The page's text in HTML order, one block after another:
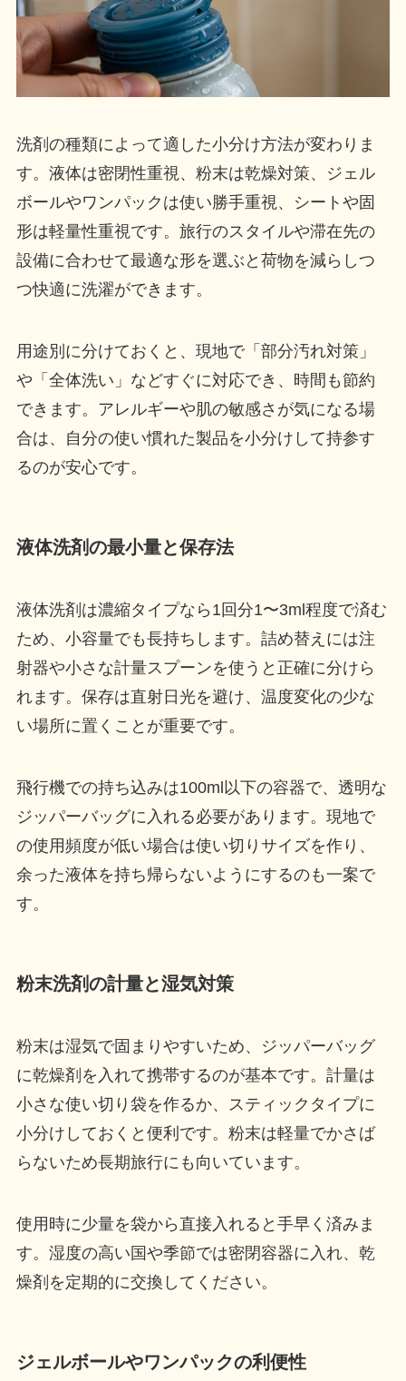
洗剤の種類によって適した小分け方法が変わりま
す。液体は密閉性重視、粉末は乾燥対策、ジェル
ボールやワンパックは使い勝手重視、シートや固
形は軽量性重視です。旅行のスタイルや滞在先の
設備に合わせて最適な形を選ぶと荷物を減らしつ
つ快適に洗濯ができます。
用途別に分けておくと、現地で「部分汚れ対策」
や「全体洗い」などすぐに対応でき、時間も節約
できます。アレルギーや肌の敏感さが気になる場
合は、自分の使い慣れた製品を小分けして持参す
るのが安心です。
液体洗剤の最小量と保存法
液体洗剤は濃縮タイプなら1回分1〜3ml程度で済む
ため、小容量でも長持ちします。詰め替えには注
射器や小さな計量スプーンを使うと正確に分けら
れます。保存は直射日光を避け、温度変化の少な
い場所に置くことが重要です。
飛行機での持ち込みは100ml以下の容器で、透明な
ジッパーバッグに入れる必要があります。現地で
の使用頻度が低い場合は使い切りサイズを作り、
余った液体を持ち帰らないようにするのも一案で
す。
粉末洗剤の計量と湿気対策
粉末は湿気で固まりやすいため、ジッパーバッグ
に乾燥剤を入れて携帯するのが基本です。計量は
小さな使い切り袋を作るか、スティックタイプに
小分けしておくと便利です。粉末は軽量でかさば
らないため長期旅行にも向いています。
使用時に少量を袋から直接入れると手早く済みま
す。湿度の高い国や季節では密閉容器に入れ、乾
燥剤を定期的に交換してください。
ジェルボールやワンパックの利便性